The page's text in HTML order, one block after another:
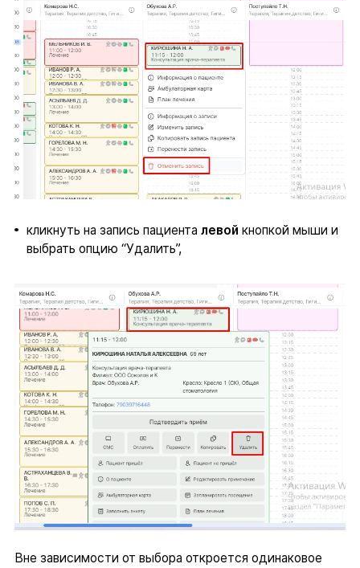
кликнуть на запись пациента левой кнопкой мыши и
выбрать опцию “Удалить”,
Вне зависимости от выбора откроется одинаковое